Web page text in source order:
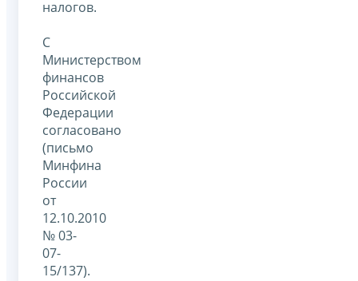
налогов.
С
Министерством
финансов
Российской
Федерации
согласовано
(письмо
Минфина
России
от
12.10.2010
№ 03-
07-
15/137).